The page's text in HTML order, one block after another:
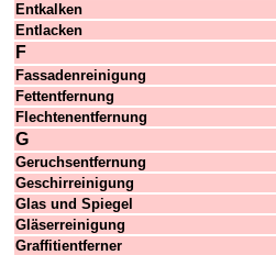
Entkalken
Entlacken
F
Fassadenreinigung
Fettentfernung
Flechtenentfernung
G
Geruchsentfernung
Geschirreinigung
Glas und Spiegel
Gläserreinigung
Graffitientferner